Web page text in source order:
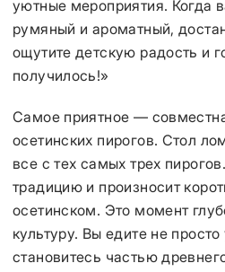
уютные мероприятия. Когда
румяный и ароматный,
ощутите детскую радость и
получилось!»
Самое приятное —
осетинских пирогов. Стол
все с тех самых трех
традицию и произносит
осетинском. Это момент
культуру. Вы едите не
становитесь частью